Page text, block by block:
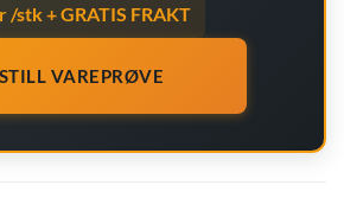
/stk + GRATIS FRAKT
VAREPRØVE